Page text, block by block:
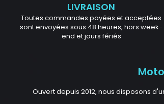
LIVRAISON
Toutes commandes payées et acceptées
sont envoyées sous 48 heures, hors week-
end et jours fériés
Ouvert depuis 2012, nous disposons